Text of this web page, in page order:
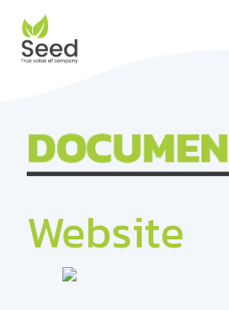
content
หน้าแรก
บริการ
ติดต่อ
Website